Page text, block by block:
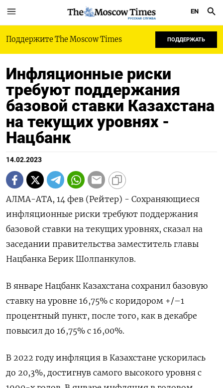
РУССКАЯ СЛУЖБА
EN
Поддержите The Moscow Times ПОДДЕРЖАТЬ
Инфляционные риски
требуют поддержания
базовой ставки Казахстана
на текущих уровнях -
Нацбанк
14.02.2023
АЛМА-АТА, 14 фев (Рейтер) - Сохраняющиеся
инфляционные риски требуют поддержания
базовой ставки на текущих уровнях, сказал на
заседании правительства заместитель главы
Нацбанка Берик Шолпанкулов.
В январе Нацбанк Казахстана сохранил базовую
ставку на уровне 16,75% с коридором +/–1
процентный пункт, после того, как в декабре
повысил до 16,75% с 16,00%.
В 2022 году инфляция в Казахстане ускорилась
до 20,3%, достигнув самого высокого уровня с